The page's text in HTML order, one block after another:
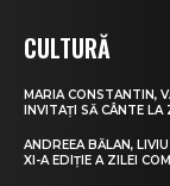
CULTURĂ
MARIA CONSTANTIN,
INVITAȚI SĂ CÂNTE LA
ANDREEA BĂLAN,
XI-A EDIȚIE A ZILEI